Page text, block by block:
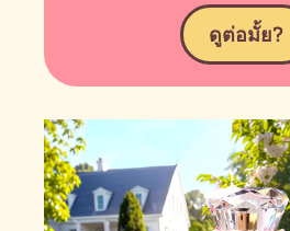
ดูต่อมั้ย?